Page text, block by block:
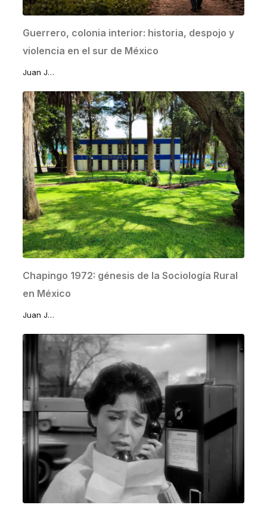
Guerrero, colonia interior: historia, despojo y
violencia en el sur de México
Juan José Lomelí Sánchez
Chapingo 1972: génesis de la Sociología Rural
en México
Juan José Lomelí Sánchez